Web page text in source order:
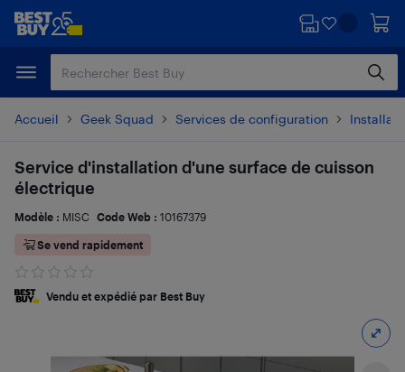
Passer
principal
Passer
Accueil Geek Squad Services de configuration
Service d'installation d'une surface de cuisson
électrique
Modèle : MISC Code Web : 10167379
Se vend rapidement
Vendu et expédié par Best Buy